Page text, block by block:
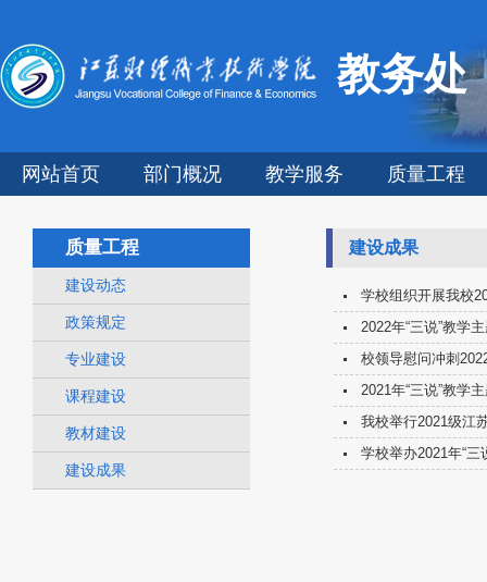
教务处
网站首页 部门概况 教学服务 质量工程
质量工程
建设动态
政策规定
专业建设
课程建设
教材建设
建设成果
建设成果
学校组织开展我校
2022年“三说”教学
校领导慰问冲刺
2021年“三说”教学
我校举行2021级江
学校举办2021年“三